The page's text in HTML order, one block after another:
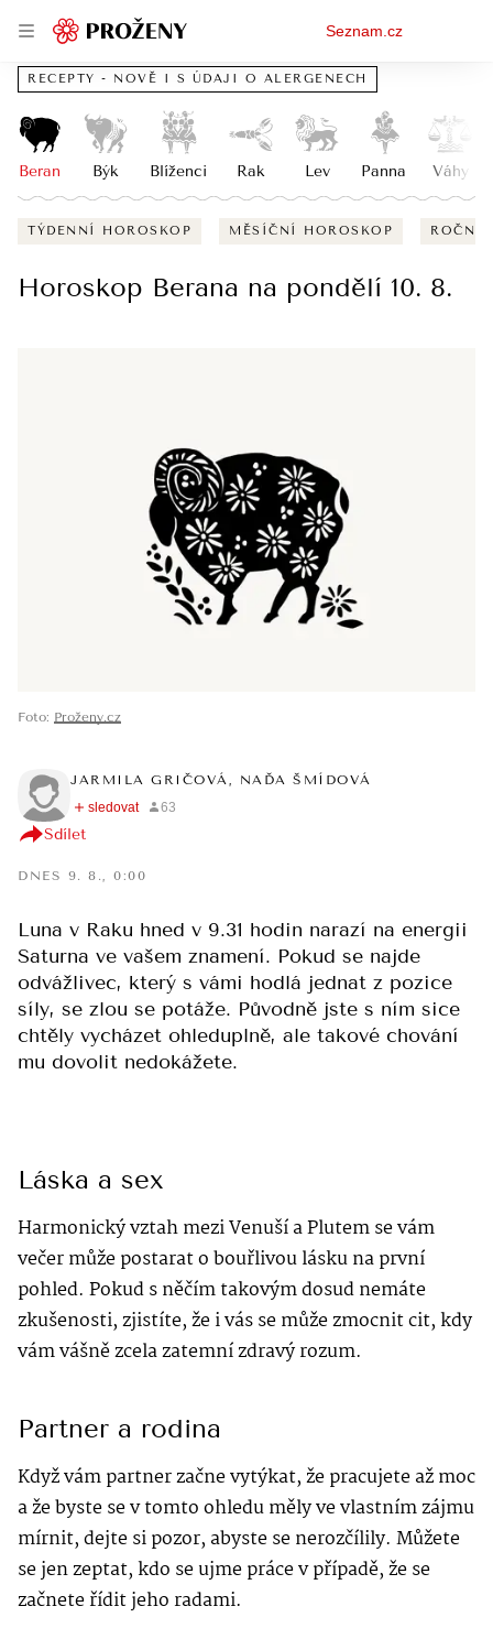
menu
Seznam.cz
RECEPTY - NOVĚ I S ÚDAJI O ALERGENECH
Beran Býk Blíženci Rak Lev Panna Váhy
TÝDENNÍ HOROSKOP MĚSÍČNÍ HOROSKOP ROČNÍ
Horoskop Berana na pondělí 10. 8.
Foto: Proženy.cz
JARMILA GRIČOVÁ, NAĎA ŠMÍDOVÁ
Sdílet
DNES 9. 8., 0:00
Luna v Raku hned v 9.31 hodin narazí na energii
Saturna ve vašem znamení. Pokud se najde
odvážlivec, který s vámi hodlá jednat z pozice
síly, se zlou se potáže. Původně jste s ním sice
chtěly vycházet ohleduplně, ale takové chování
mu dovolit nedokážete.
Láska a sex
Harmonický vztah mezi Venuší a Plutem se vám
večer může postarat o bouřlivou lásku na první
pohled. Pokud s něčím takovým dosud nemáte
zkušenosti, zjistíte, že i vás se může zmocnit cit, kdy
vám vášně zcela zatemní zdravý rozum.
Partner a rodina
Když vám partner začne vytýkat, že pracujete až moc
a že byste se v tomto ohledu měly ve vlastním zájmu
mírnit, dejte si pozor, abyste se nerozčílily. Můžete
se jen zeptat, kdo se ujme práce v případě, že se
začnete řídit jeho radami.